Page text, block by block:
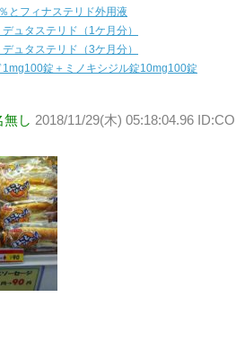
とフィナステリド外用液
ュタステリド（1ケ月分）
ュタステリド（3ケ月分）
1mg100錠＋ミノキシジル錠10mg100錠
無し 2018/11/29(木) 05:18:04.96